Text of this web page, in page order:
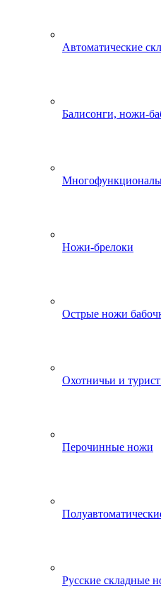
Автоматические
Балисонги, ножи-
Ножи-брелоки
Острые ножи
Охотничьи и
Перочинные ножи
Русские складные